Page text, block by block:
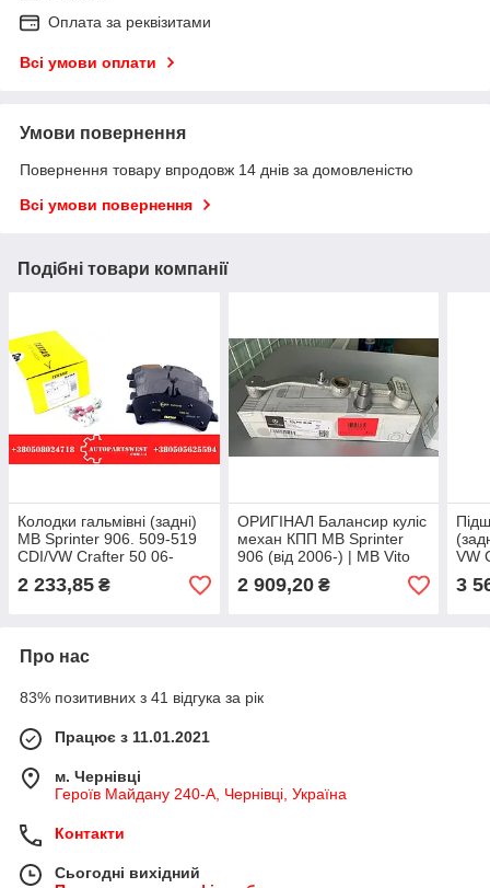
Оплата за реквізитами
Всі умови оплати
Умови повернення
Повернення товару впродовж 14 днів за домовленістю
Всі умови повернення
Подібні товари компанії
Колодки гальмівні (задні)
MB Sprinter 906. 509-519
CDI/VW Crafter 50 06-
(спарка) (Bosch). TEXTAR
2 233,85 ₴
ОРИГІНАЛ Балансир куліс
механ КПП MB Sprinter
906 (від 2006-) | MB Vito
639/W447 | VW Crafter (від
2006-)
2 909,20₴
VW
06-
3
Про нас
83% позитивних з 41 відгука за рік
Працює з 11.01.2021
м. Чернівці
Героїв Майдану 240-А, Чернівці, Україна
Контакти
Сьогодні вихідний